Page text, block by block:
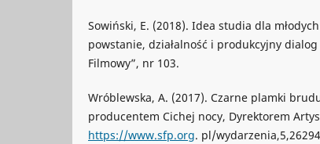
Sowiński, E. (2018). Idea studia dla
powstanie, działalność i produkcyjny
Filmowy”, nr 103.
Wróblewska, A. (2017). Czarne plamki
producentem Cichej nocy, Dyrektorem
https://www.sfp.org. pl/